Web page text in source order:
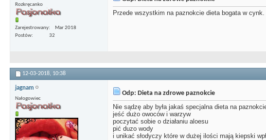
Rozkręcanko
Zarejestrowany
Mar 2018
Postów
32
Przede wszystkim na paznokcie dieta bogata w cynk.
12-03-2018, 10:38
jagnam
Nałogowiec
Odp: Dieta na zdrowe paznokcie
Nie sądzę aby była jakaś specjalna dieta na
jeść dużo owoców i warzyw
poczytać sobie o działaniu aloesu
pić duzo wody
i unikać słodyczy które w dużej ilości mają kiepski